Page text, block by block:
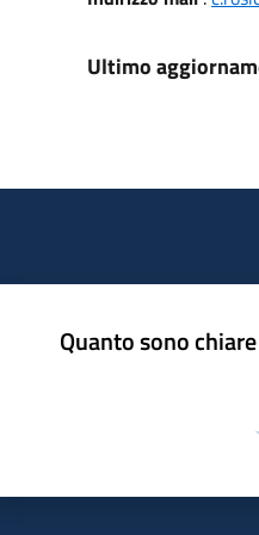
Ultimo
Quanto sono